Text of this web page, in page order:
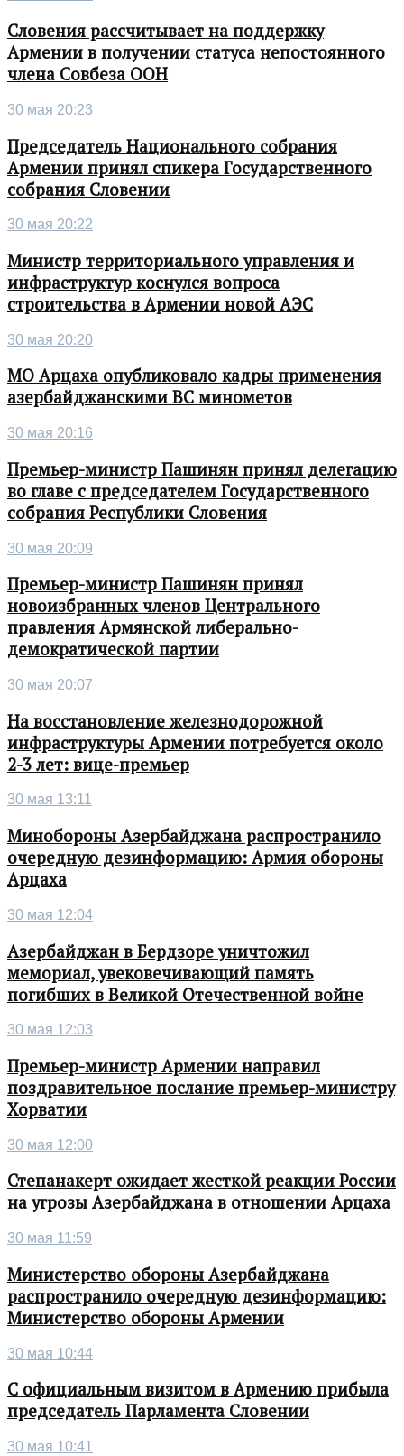
Словения рассчитывает на поддержку
Армении в получении статуса непостоянного
члена Совбеза ООН
30 мая 20:23
Председатель Национального собрания
Армении принял спикера Государственного
собрания Словении
30 мая 20:22
Министр территориального управления и
инфраструктур коснулся вопроса
строительства в Армении новой АЭС
30 мая 20:20
МО Арцаха опубликовало кадры применения
азербайджанскими ВС минометов
30 мая 20:16
Премьер-министр Пашинян принял делегацию
во главе с председателем Государственного
собрания Республики Словения
30 мая 20:09
Премьер-министр Пашинян принял
новоизбранных членов Центрального
правления Армянской либерально-
демократической партии
30 мая 20:07
На восстановление железнодорожной
инфраструктуры Армении потребуется около
2-3 лет: вице-премьер
30 мая 13:11
Минобороны Азербайджана распространило
очередную дезинформацию: Армия обороны
Арцаха
30 мая 12:04
Азербайджан в Бердзоре уничтожил
мемориал, увековечивающий память
погибших в Великой Отечественной войне
30 мая 12:03
Премьер-министр Армении направил
поздравительное послание премьер-министру
Хорватии
30 мая 12:00
Степанакерт ожидает жесткой реакции России
на угрозы Азербайджана в отношении Арцаха
30 мая 11:59
Министерство обороны Азербайджана
распространило очередную дезинформацию:
Министерство обороны Армении
30 мая 10:44
С официальным визитом в Армению прибыла
председатель Парламента Словении
30 мая 10:41